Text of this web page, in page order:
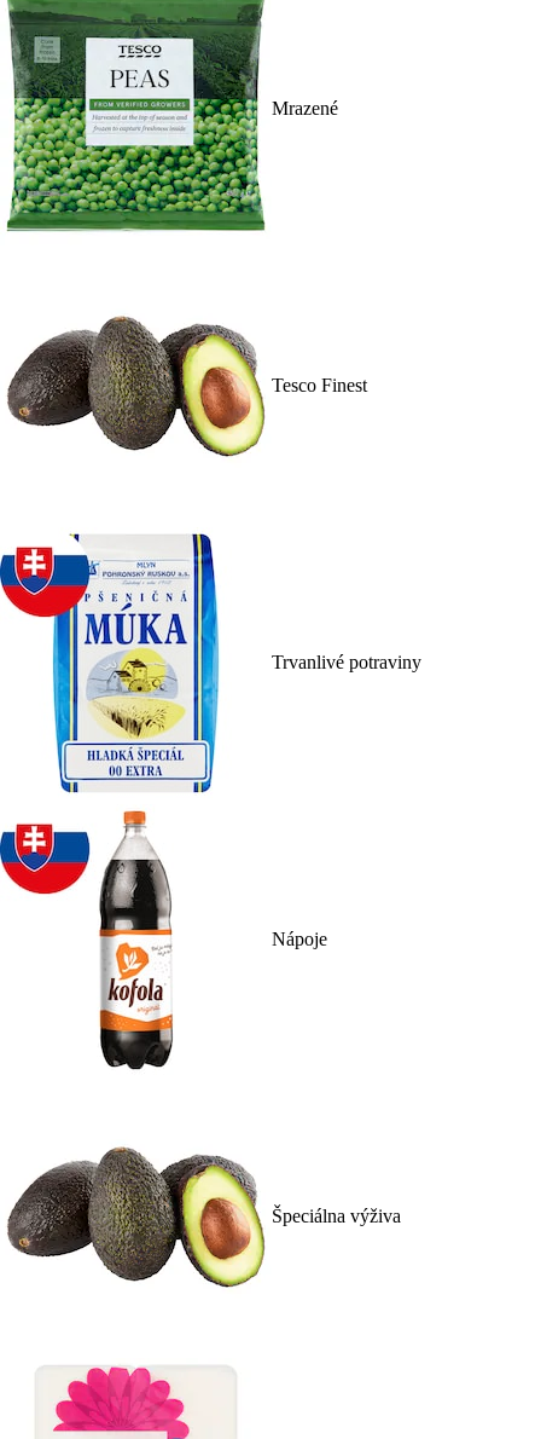
Mrazené
Tesco Finest
Trvanlivé potraviny
Nápoje
Špeciálna výživa